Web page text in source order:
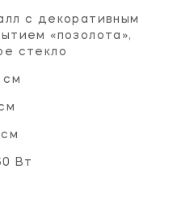
с декоративным
«позолота»,
стекло
см
Вт